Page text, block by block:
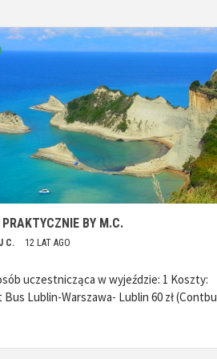
PRAKTYCZNIE BY M.C.
C. 12 LAT AGO
uczestnicząca w wyjeździe: 1 Koszty:
Bus Lublin-Warszawa- Lublin 60 zł